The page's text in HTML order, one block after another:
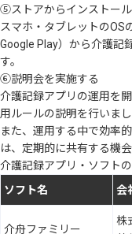
⑤ストアからインストー
スマホ・タブレットのOS
Google Play）から介護記
す。
⑥説明会を実施する
介護記録アプリの運用を
用ルールの説明を行いまし
また、運用する中で効率
は、定期的に共有する機
介護記録アプリ・ソフト
ソフト名
会
介舟ファミリー
株